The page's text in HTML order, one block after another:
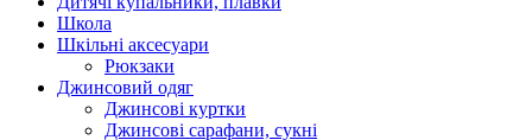
Школа
Шкільні аксесуари
Рюкзаки
Джинсовий одяг
Джинсові куртки
Джинсові сарафани, сукні